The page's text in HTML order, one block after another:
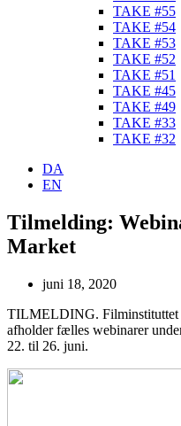
TAKE #55
TAKE #54
TAKE #53
TAKE #52
TAKE #51
TAKE #45
TAKE #49
TAKE #33
TAKE #32
DA
EN
Tilmelding:
Market
juni 18, 2020
TILMELDING. Filminstituttet
afholder fælles webinarer
22. til 26. juni.